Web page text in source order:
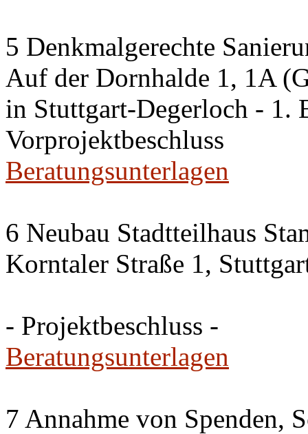
5 Denkmalgerechte
Auf der Dornhalde 1, 1A
in Stuttgart-Degerloch - 1.
Vorprojektbeschluss
Beratungsunterlagen
6 Neubau Stadtteilhaus
Korntaler Straße 1,
- Projektbeschluss -
Beratungsunterlagen
7 Annahme von Spenden,